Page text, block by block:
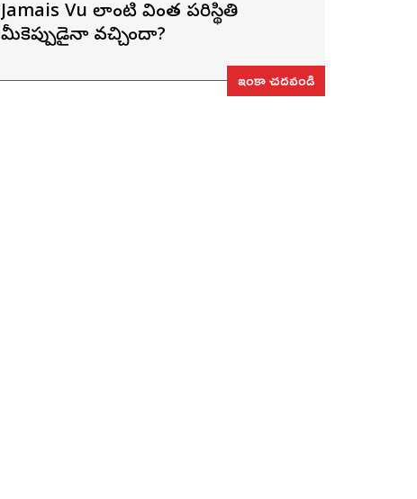
Jamais Vu లాంటి వింత పరిస్థితి
మీకెప్పుడైనా వచ్చిందా?
ఇంకా చదవండి